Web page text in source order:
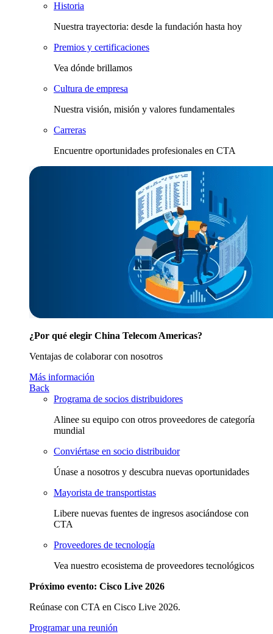
Historia
Nuestra trayectoria: desde la fundación hasta hoy
Premios y certificaciones
Vea dónde brillamos
Cultura de empresa
Nuestra visión, misión y valores fundamentales
Carreras
Encuentre oportunidades profesionales en CTA
¿Por qué elegir China Telecom Americas?
Ventajas de colaborar con nosotros
Más información
Back
Programa de socios distribuidores
Alinee su equipo con otros proveedores de categoría
mundial
Conviértase en socio distribuidor
Únase a nosotros y descubra nuevas oportunidades
Mayorista de transportistas
Libere nuevas fuentes de ingresos asociándose con
CTA
Proveedores de tecnología
Vea nuestro ecosistema de proveedores tecnológicos
Próximo evento: Cisco Live 2026
Reúnase con CTA en Cisco Live 2026.
Programar una reunión